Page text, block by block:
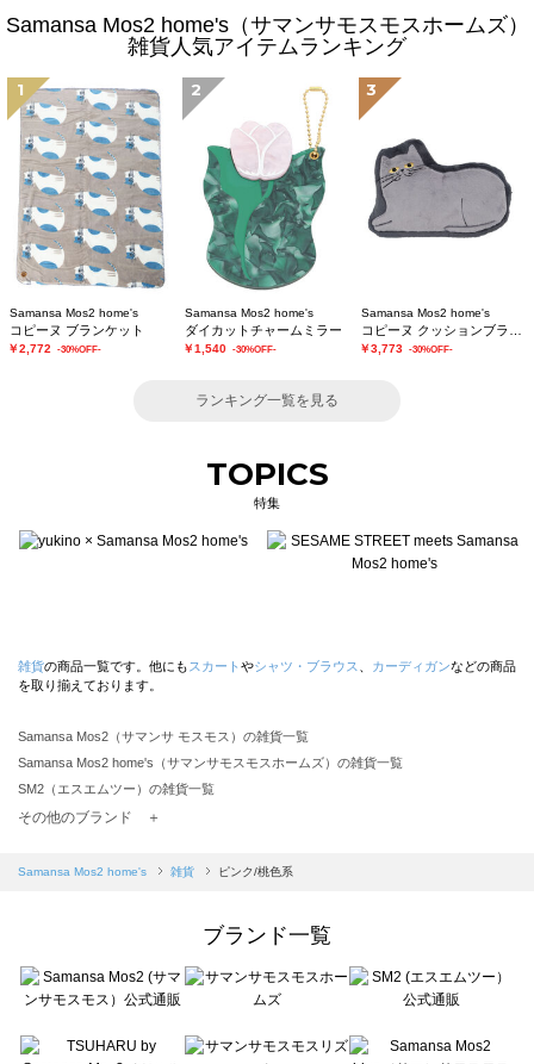
Samansa Mos2 home's（サマンサモスモスホームズ）
雑貨人気アイテムランキング
1
Samansa Mos2 home's
コピーヌ ブランケット
￥2,772 -30%OFF-
2
Samansa Mos2 home's
ダイカットチャームミラー
￥1,540 -30%OFF-
3
Samansa Mos2 home's
￥3,773 -30%OFF-
ランキング一覧を見る
TOPICS
特集
雑貨の商品一覧です。他にも スカート やシャツ・ブラウス カーディガンなどの商品
を取り揃えております。
Samansa Mos2（サマンサ モスモス）の雑貨一覧
Samansa Mos2 home's（サマンサモスモスホームズ）の雑貨一覧
SM2（エスエムツー）の雑貨一覧
TSUHARU by Samansa Mos2（ツハルバイサマンサモスモス）の雑貨一覧
Samansa Mos2 blue（サマンサモスモス ブルー）の雑貨一覧
sō4ū（ソウフォーユー）の雑貨一覧
Te chichi（テチチ）の雑貨一覧
Te chichi CLASSIC（テチチ クラシック）の雑貨一覧
Lugnoncure（ルノンキュール）の雑貨一覧
その他のブランド ＋
Samansa Mos2 home's 雑貨 ピンク/桃色系
ブランド一覧